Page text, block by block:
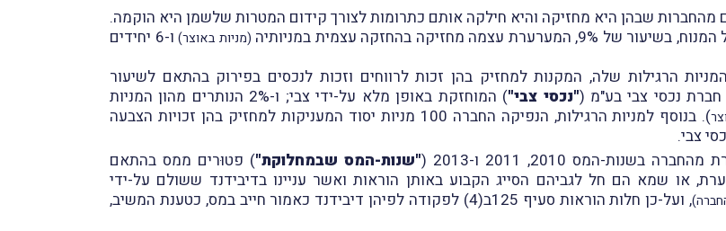
שבהן היא מחזיקה והיא חילקה אותם כתרומות לצורך קידום המטרות שלשמן היא הוקמה.
המערערת עצמה מחזיקה בהחזקה עצמית במניותיה (מניות באוצר)
ו-6 יחידים
החברה, הרי שהחברה מחזיקה ב-49% מהון המניות הרגילות שלה, המקנות למחזיק בהן זכות לרווחים וזכות לנכסים בפירוק בהתאם לשיעור
"נכסי צבי"
) המוחזקת באופן מלא על-ידי צבי; ו-2% הנותרים מהון המניות
). בנוסף למניות הרגילות, הנפיקה החברה 100 מניות יסוד המעניקות למחזיק בהן זכויות הצבעה
צבי.
המס 2010, 2011 ו-2013 (
"שנות-המס שבמחלוקת") פטוּרים ממס בהתאם
המערערת, או שמא הם חל לגביהם הסייג הקבוע באותן הוראות ואשר עניינו בדיבידנד ששולם על-ידי
, ועל-כן חלות הוראות סעיף 125ב(4) לפקודה לפיהן דיבידנד כאמור חייב במס, כטענת המשיב,